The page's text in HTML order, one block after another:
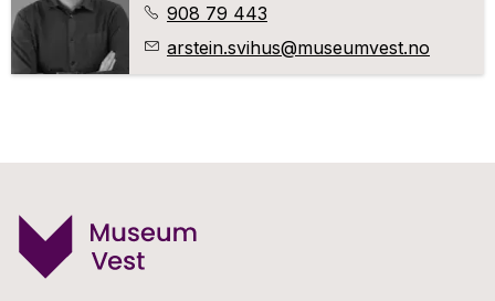
908 79 443
arstein.svihus@museumvest.no